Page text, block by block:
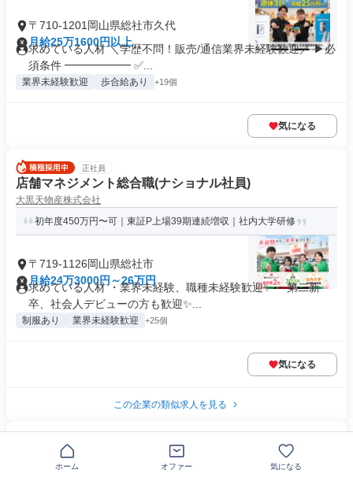
〒710-1201岡山県総社市久代
月給25万1600円以上
求めている人材 ＼学歴不問！販売/通信業界未経験歓迎／ ▶必
須条件 ━━━━━━ ✅...
業界未経験歓迎 歩合給あり +19個
気になる
正社員
店舗マネジメント総合職(ナショナル社員)
大黒天物産株式会社
初年度450万円〜可｜東証P上場39期連続増収｜社内大学研修
〒719-1126岡山県総社市
月給24万3000円～26万円
求めている人材 ・業界未経験、職種未経験歓迎✨ ・第二新
卒、社会人デビューの方も歓迎✨...
制服あり 業界未経験歓迎 +25個
気になる
この企業の類似求人を見る
経験を活かせるセラピスト/kls
株式会社りらく
ホーム オファー 気になる